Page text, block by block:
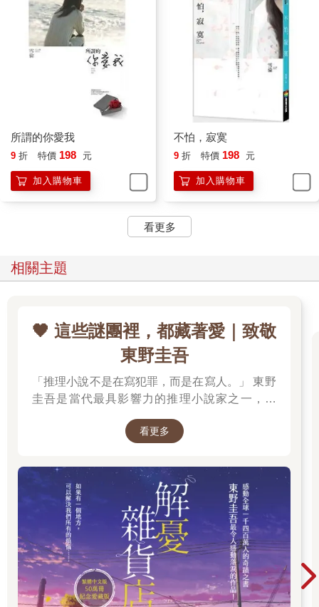
吳小碧和我一樣，我們都不喜歡交朋友，只不過不一樣的是，她
是不懂得交朋友的眉角，我則是厭倦戴著面具和人互動，之前她
還在高雄跟我一起上班的時候，是我最自在的時候。
「還不就那樣，有班就上，沒班就在家看書準備考試啊！」她的
語氣非常無奈，譚宇勝說要結婚，沒想到吳小碧她哥超絕，不要
聘金什麼都不要，唯一的條件就是吳小碧把大學念完，只要考上
學校，就可以先訂婚，一畢業就可以馬上結婚，嫁妝再多送一部
「誰叫妳愛打賭？活該！認真一點啦！去年沒有考上，今年再沒
考上，可以叫譚宇勝直接找個新女朋友，不然娶妳可能都要下輩
「妳這個人真的很壞耶！難怪現在還嫁不出去。」又來了，真的
在電話那頭說陳欣怡妳好賤。
力追求的，已經是我不想要的東西了，愛是什麼？可以吃嗎？
站起身，把床邊的漫畫整理好，裝進袋子，準備等等出去覓食時
側是一坪大小的廚房，再來就是房間和一個小陽台，原本買這間
套房的主人嫁到美國去了，我從八年前租到現在，她兒子都念小
學一年級了，但這間房間裡，來來去去的也只有我一個人，她曾
我卻拒絕了，我需要的不是一間房子，我需要的是一種自在，我
不想再被什麼牽絆住，於是我就這樣付了連續八年的房租，今年
我的房間很簡單，一張床、一台電視、一台筆記型電腦、一個衣
櫃、一張星球椅，這就是我的世界，我自己一個人的世界，就連
方，不用看到什麼東西就會想到某個人，不用聞到什麼味道就想
起某段片刻，那是我最不想擁有的負擔。
人一輩子承載的回憶愈少，會活得愈輕鬆。
（待續）
所謂的你愛我
9 折 特價 198 元
加入購物車
不怕，寂寞
9 折 特價 198 元
加入購物車
看更多
相關主題
🖤 這些謎團裡，都藏著愛｜致敬
東野圭吾
「推理小說不是在寫犯罪，而是在寫人。」 東野
圭吾是當代最具影響力的推理小說家之一，自
《放學後》榮獲江戶川亂步獎出道以來，四十餘
年間創作超過百部作品，留下《白夜行》、《嫌
憂雜貨店》等無數經典，陪伴一代又一代讀者，
也讓推理小說跨越了類型文學的界線。 在他的故
事裡，推理從來不是終點。每一樁案件的背後，
都藏著人性的幽微、親情的牽絆、愛情的遺憾，
以及對生命最深刻的凝視。當真相揭曉的那一
刻，留在讀者心中的，往往不是兇手是誰，而是
那些無法言說的情感。
看更多